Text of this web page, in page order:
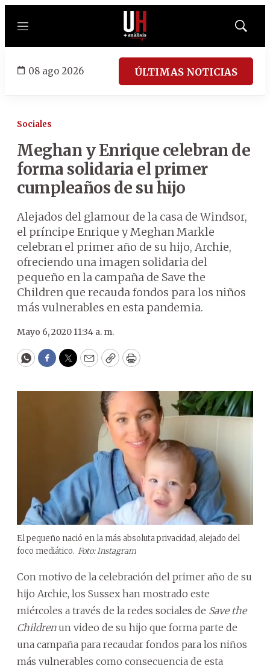
Menú
Mostrar
08 ago 2026 ÚLTIMAS NOTICIAS
Sociales
Meghan y Enrique celebran de
forma solidaria el primer
cumpleaños de su hijo
Alejados del glamour de la casa de Windsor,
el príncipe Enrique y Meghan Markle
celebran el primer año de su hijo, Archie,
ofreciendo una imagen solidaria del
pequeño en la campaña de Save the
Children que recauda fondos para los niños
más vulnerables en esta pandemia.
Mayo 6, 2020 11:34 a. m.
WhatsApp
Facebook
Twitter
EmailCopyPrint
El pequeño nació en la más absoluta privacidad, alejado del
foco mediático. Foto: Instagram
Con motivo de la celebración del primer año de su
hijo Archie, los Sussex han mostrado este
miércoles a través de la redes sociales de Save the
Childrenun video de su hijo que forma parte de
una campaña para recaudar fondos para los niños
más vulnerables como consecuencia de esta